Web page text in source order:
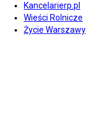
Kancelarierp.pl
Wieści Rolnicze
Życie Warszawy